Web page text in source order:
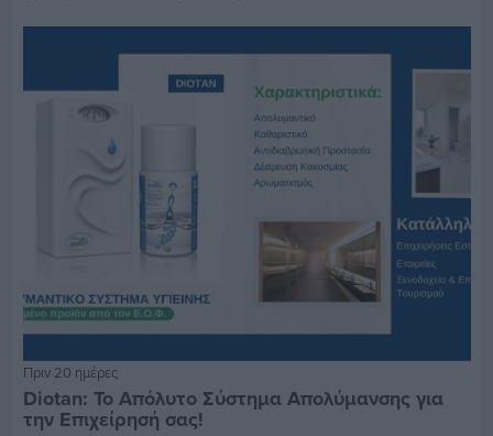
Πριν 20 ημέρες
Diotan: Το Απόλυτο Σύστημα Απολύμανσης για
την Επιχείρησή σας!